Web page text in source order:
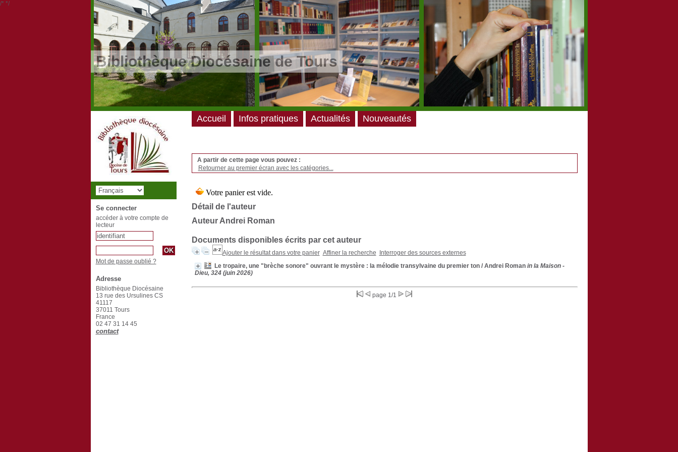
/* */
Bibliothèque Diocésaine de Tours
A partir de cette page vous pouvez :
Retourner au premier écran avec les catégories...
Détail de l'auteur
Auteur Andrei Roman
Documents disponibles écrits par cet auteur
Ajouter le résultat dans votre panier Affiner la recherche
Interroger des sources externes
Le tropaire, une "brèche sonore" ouvrant le mystère : la mélodie transylvaine du premier ton/ Andrei Roman in la Maison -
Dieu, 324 (juin 2026)
page 1/1
Accueil Infos pratiques Actualités Nouveautés
Se connecter
accéder à votre compte de
lecteur
Mot de passe oublié ?
Adresse
Bibliothèque Diocésaine
13 rue des Ursulines CS
41117
37011 Tours
France
02 47 31 14 45
contact